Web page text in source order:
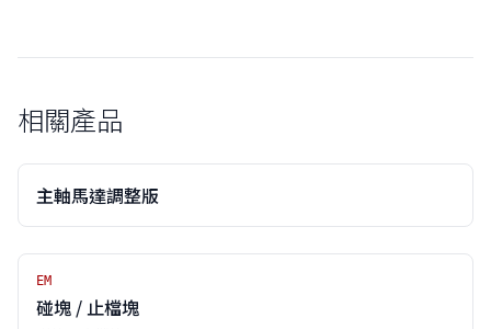
相關產品
主軸馬達調整版
EM
碰塊 / 止檔塊